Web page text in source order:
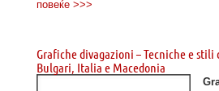
повеќе >>>
Grafiche divagazioni – Tecniche е stili
Bulgari, Italia e Macedonia